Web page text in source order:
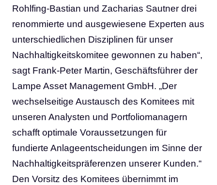
Rohlfing-Bastian und Zacharias Sautner drei
renommierte und ausgewiesene Experten aus
unterschiedlichen Disziplinen für unser
Nachhaltigkeitskomitee gewonnen zu haben“,
sagt Frank-Peter Martin, Geschäftsführer der
Lampe Asset Management GmbH. „Der
wechselseitige Austausch des Komitees mit
unseren Analysten und Portfoliomanagern
schafft optimale Voraussetzungen für
fundierte Anlageentscheidungen im Sinne der
Nachhaltigkeitspräferenzen unserer Kunden.“
Den Vorsitz des Komitees übernimmt im